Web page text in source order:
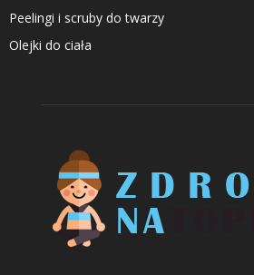
Peelingi i scruby do twarzy
Olejki do ciała